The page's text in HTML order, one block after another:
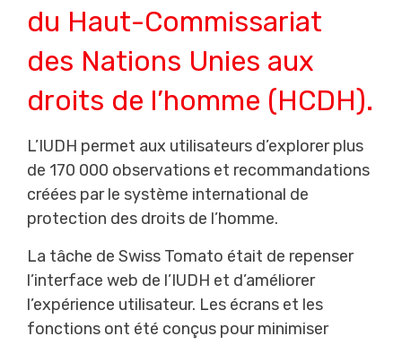
du Haut-Commissariat
des Nations Unies aux
droits de l’homme (HCDH).
L’IUDH permet aux utilisateurs d’explorer plus
de 170 000 observations et recommandations
créées par le système international de
protection des droits de l’homme.
La tâche de Swiss Tomato était de repenser
l’interface web de l’IUDH et d’améliorer
l’expérience utilisateur. Les écrans et les
fonctions ont été conçus pour minimiser